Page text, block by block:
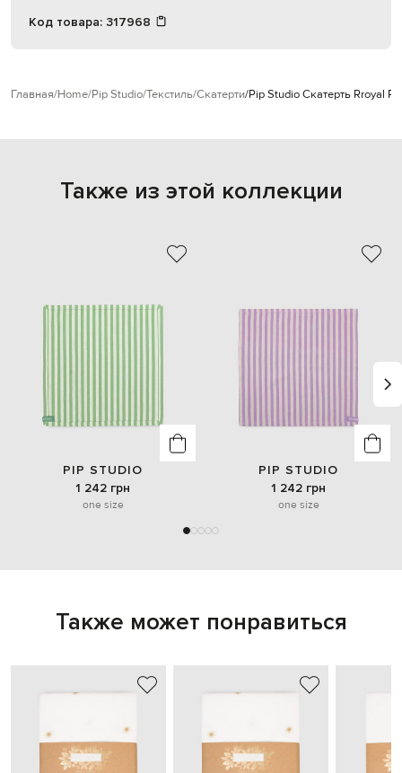
Код товара: 317968
Главная Home Pip Studio Текстиль Скатерти Pip Studio Скатерть Rroyal
Также из этой коллекции
PIP STUDIO
1 242 грн
one size
PIP STUDIO
1 242 грн
one size
Также может понравиться